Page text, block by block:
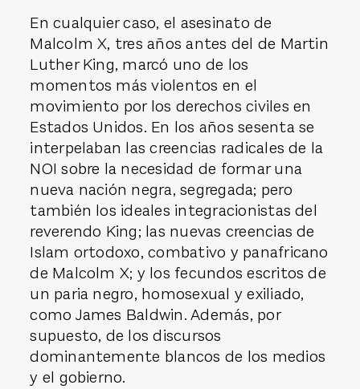
En cualquier caso, el asesinato de
Malcolm X, tres años antes del de Martin
Luther King, marcó uno de los
momentos más violentos en el
movimiento por los derechos civiles en
Estados Unidos. En los años sesenta se
interpelaban las creencias radicales de la
NOI sobre la necesidad de formar una
nueva nación negra, segregada; pero
también los ideales integracionistas del
reverendo King; las nuevas creencias de
Islam ortodoxo, combativo y panafricano
de Malcolm X; y los fecundos escritos de
un paria negro, homosexual y exiliado,
como James Baldwin. Además, por
supuesto, de los discursos
dominantemente blancos de los medios
y el gobierno.